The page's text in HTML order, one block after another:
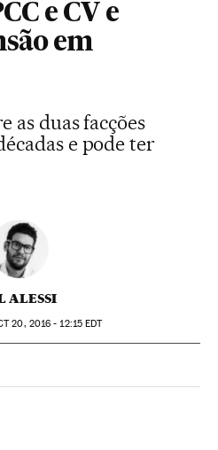
e CV e
em
as duas facções
e pode ter
ALESSI
20, 2016 - 12:15EDT
Sociales